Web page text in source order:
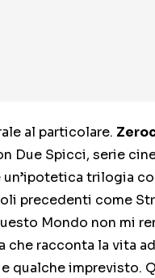
al particolare.
Due Spicci, serie
trilogia
precedenti come
Mondo non mi
che racconta la vita
e qualche imprevisto.